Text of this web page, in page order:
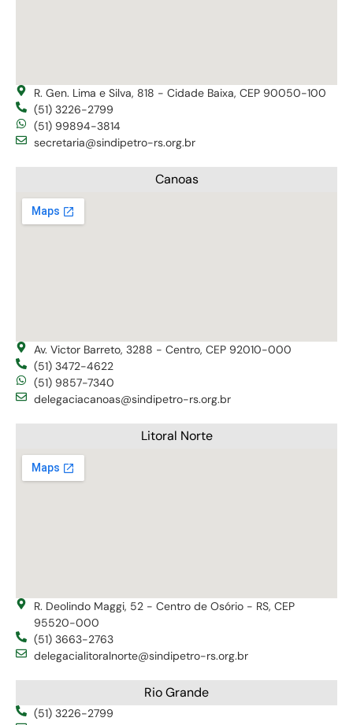
R. Gen. Lima e Silva, 818 - Cidade Baixa, CEP 90050-100
(51) 3226-2799
(51) 99894-3814
secretaria@sindipetro-rs.org.br
Canoas
Av. Victor Barreto, 3288 - Centro, CEP 92010-000
(51) 3472-4622
(51) 9857-7340
delegaciacanoas@sindipetro-rs.org.br
Litoral Norte
R. Deolindo Maggi, 52 - Centro de Osório - RS, CEP
95520-000
(51) 3663-2763
delegacialitoralnorte@sindipetro-rs.org.br
Rio Grande
(51) 3226-2799